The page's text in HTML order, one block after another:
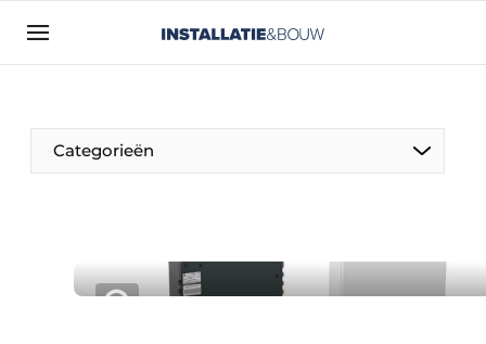
Aanmelden
Bedrijven
Contact
Installatie & Bouw | Platform over
Categorieën